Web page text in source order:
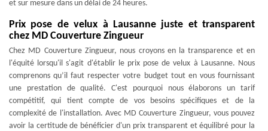
et sur mesure dans un délai de 24 heures.
Prix pose de velux à Lausanne juste et transparent
chez MD Couverture Zingueur
Chez MD Couverture Zingueur, nous croyons en la transparence et en
l'équité lorsqu'il s'agit d'établir le prix pose de velux à Lausanne. Nous
comprenons qu’il faut respecter votre budget tout en vous fournissant
une prestation de qualité. C'est pourquoi nous élaborons un tarif
compétitif, qui tient compte de vos besoins spécifiques et de la
complexité de l'installation. Avec MD Couverture Zingueur, vous pouvez
avoir la certitude de bénéficier d'un prix transparent et équilibré pour la